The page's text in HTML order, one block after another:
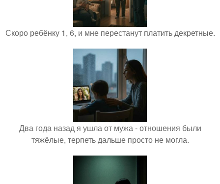
Скоро ребёнку 1, 6, и мне перестанут платить декретные.
Два года назад я ушла от мужа - отношения были
тяжёлые, терпеть дальше просто не могла.